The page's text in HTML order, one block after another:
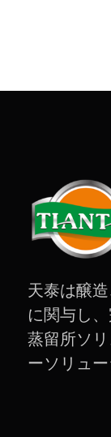
天泰は醸
に関与し
蒸留所ソ
ーソリュ